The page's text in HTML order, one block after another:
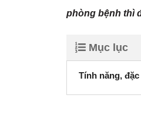
phòng bệnh thì
Mục lục
Tính năng,